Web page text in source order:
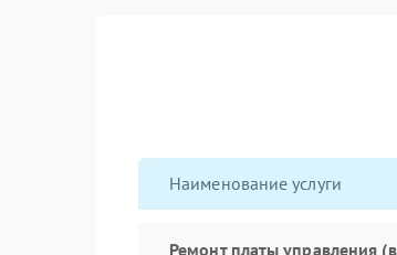
Наименование услуги
Ремонт платы управления